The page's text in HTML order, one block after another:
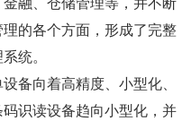
的各个方面，形成了完整
统。
备向着高精度、小型化、
识读设备趋向小型化，并